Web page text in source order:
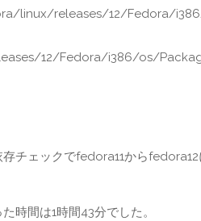
linux/releases/12/Fedora/
12/Fedora/i386/os/
チェックでfedora11から
時間は1時間43分でした。